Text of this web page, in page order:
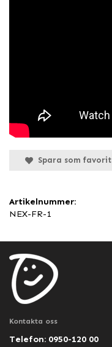
Spara som favorit
Artikelnummer:
NEX-FR-1
Kontakta oss
Telefon: 0950-120 00